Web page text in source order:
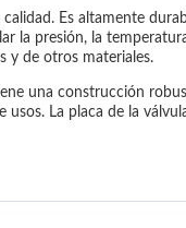
Es altamente
presión, la
y de otros materiales.
una construcción
La placa de la